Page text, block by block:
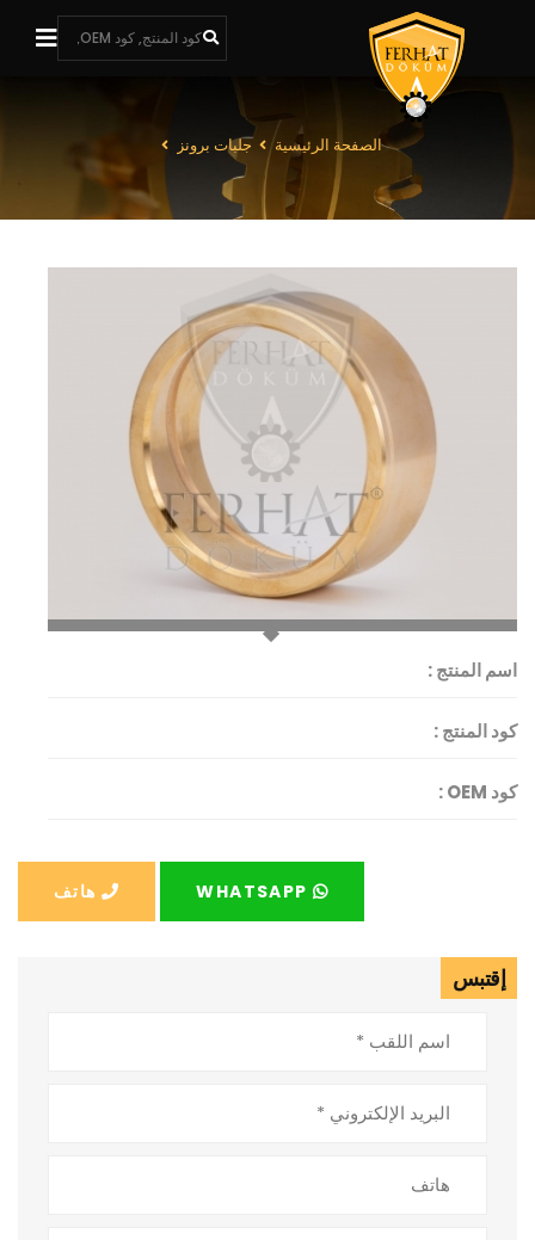
الصفحة الرئيسية جلبات برونز
اسم المنتج :
كود المنتج :
كود OEM :
WHATSAPP هاتف
إقتبس